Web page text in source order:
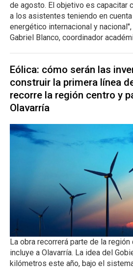
de agosto. El objetivo es capacitar
a los asistentes teniendo en
energético internacional y
Gabriel Blanco, coordinador
Eólica: cómo serán las
construir la primera línea
recorre la región centro y
Olavarría
La obra recorrerá parte de la
incluye a Olavarría. La idea del
kilómetros este año, bajo el